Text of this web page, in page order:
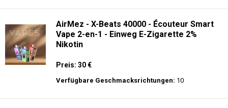
AirMez - X-Beats 40000 - Écouteur Smart
Vape 2-en-1 - Einweg E-Zigarette 2%
Nikotin
Preis: 30 €
Verfügbare Geschmacksrichtungen: 10